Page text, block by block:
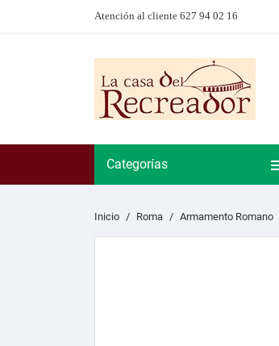
Atención al cliente 627 94 02 16
Categorías
Inicio Roma Armamento Romano